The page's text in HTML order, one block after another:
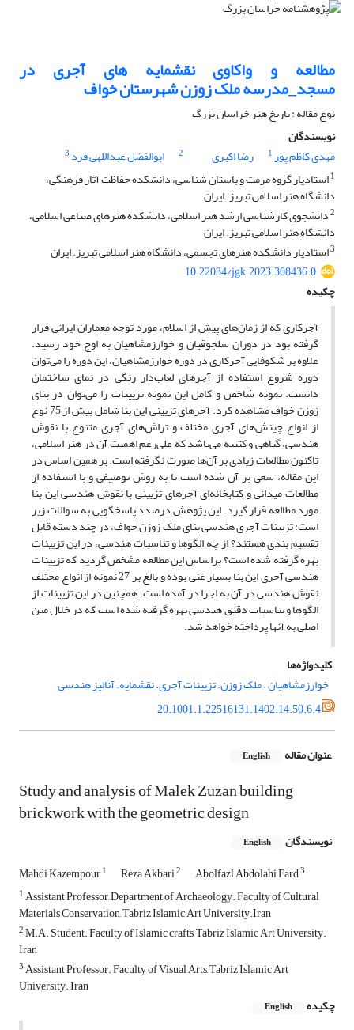
مطالعه و واکاوی نقشمایه های آجری در
مسجد_مدرسه ملک زوزن شهرستان خواف
نوع مقاله : تاریخ هنر خراسان بزرگ
نویسندگان
مهدی کاظم پور1 رضا اکبری 2 ابوالفضل عبداللهی فرد 3
1استادیار گروه مرمت و باستان شناسی، دانشکده حفاظت آثار فرهنگی،
دانشگاه هنر اسلامی تبریز. ایران
2دانشجوی کارشناسی ارشد هنر اسلامی، دانشکده هنرهای صناعی اسلامی،
دانشگاه هنر اسلامی تبریز. ایران
3استادیار دانشکده هنرهای تجسمی، دانشگاه هنر اسلامی تبریز. ایران
10.22034/jgk.2023.308436.0
چکیده
آجرکاری که از زمان‌های پیش از اسلام، مورد توجه معماران ایرانی قرار
گرفته بود در دوران سلجوقیان و خوارزمشاهیان به اوج خود رسید.
علاوه بر شکوفایی آجرکاری در دوره خوارزمشاهیان، این دوره را می‌توان
دوره شروع استفاده از آجرهای لعاب‌دار رنگی در نمای ساختمان
دانست. نمونه شاخص و کامل این نمونه تزیینات را می‌توان در بنای
زوزن خواف مشاهده کرد. آجرهای تزیینی این بنا شامل بیش از 75 نوع
از انواع چینش‌های آجری مختلف و تراش‌های آجری متنوع با نقوش
هندسی، گیاهی و کتیبه می‌باشد که علی‌رغم اهمیت آن در هنر اسلامی،
تاکنون مطالعات زیادی بر آن‌ها صورت نگرفته است. بر همین اساس در
این مقاله، سعی بر آن شده است تا به روش توصیفی و با استفاده از
مطالعات میدانی و کتابخانه‌ای آجرهای تزیینی با نقوش هندسی این بنا
مورد مطالعه قرار گیرد. این پژوهش درصدد پاسخگویی به سوالات زیر
است: تزیینات آجری هندسی بنای ملک زوزن خواف، در چند دسته قابل
تقسیم بندی هستند؟ از چه الگوها و تناسبات هندسی، در این تزیینات
بهره گرفته شده است؟ براساس این مطالعه مشخص گردید که تزیینات
هندسی آجری این بنا بسیار غنی بوده و بالغ بر 27 نمونه از انواع مختلف
نقوش هندسی در آن به اجرا در آمده است. همچنین در این تزیینات از
الگوها و تناسبات دقیق هندسی بهره گرفته شده است که در خلال متن
اصلی به آنها پرداخته خواهد شد.
کلیدواژه‌ها
خوارزمشاهیان . ملک زوزن. تزیینات آجری. نقشمایه. آنالیز هندسی
20.1001.1.22516131.1402.14.50.6.4
عنوان مقاله English
Study and analysis of Malek Zuzan building
brickwork with the geometric design
نویسندگان English
Mahdi Kazempour1 Reza Akbari2 Abolfazl Abdolahi Fard3
1Assistant Professor, Department of Archaeology. Faculty of Cultural
Materials Conservation, Tabriz Islamic Art University.Iran
2M.A. Student. Faculty of Islamic crafts, Tabriz Islamic Art University.
Iran
3Assistant Professor. Faculty of Visual Arts, Tabriz Islamic Art
University. Iran
چکیده
English